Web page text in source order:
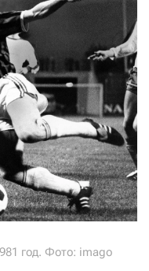
год. Фото: imago